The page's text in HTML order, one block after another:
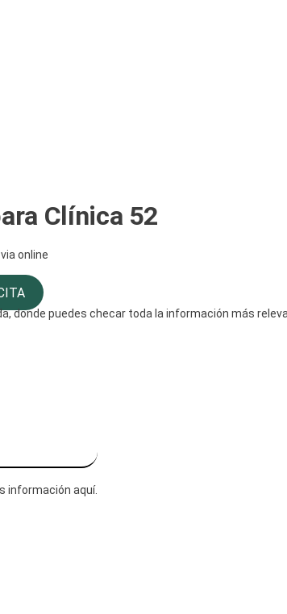
Clínica 52
online
puedes checar toda la información más
información aquí.